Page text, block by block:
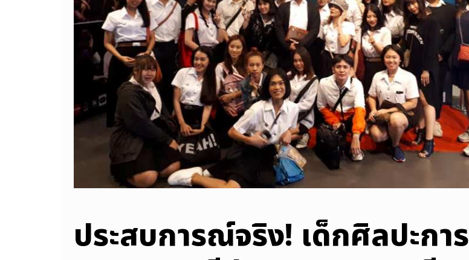
ประสบการณ์จริง! เด็กศิลปะการ